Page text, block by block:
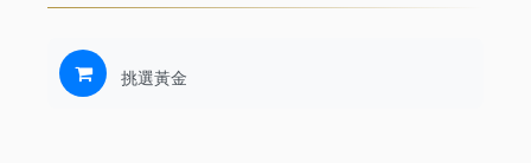
挑選黃金